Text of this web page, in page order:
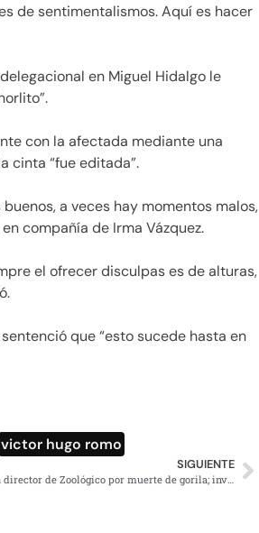
de sentimentalismos. Aquí es hacer
en Miguel Hidalgo le
con la afectada mediante una
cinta “fue editada”.
a veces hay momentos malos,
compañía de Irma Vázquez.
el ofrecer disculpas es de alturas,
que “esto sucede hasta en
victor hugo romo
SIGUIENTE
Suspenden a director de Zoológico por muerte de gorila; investigan negligencia